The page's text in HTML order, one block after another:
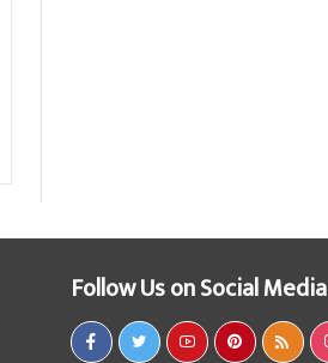
Follow Us on Social Media